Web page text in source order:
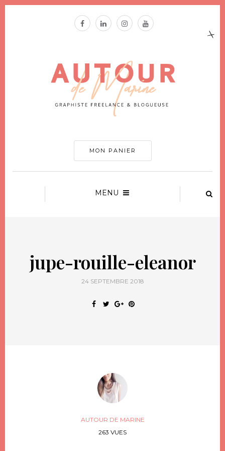
MON PANIER
MENU
jupe-rouille-eleanor
24 SEPTEMBRE 2018
AUTOUR DE MARINE
263 VUES